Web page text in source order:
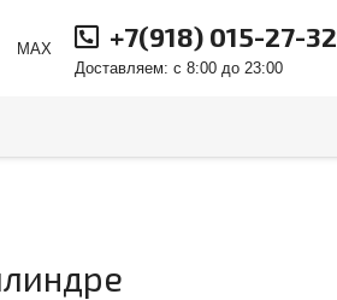
MAX +7(918) 015-27-32
Доставляем: с 8:00 до 23:00